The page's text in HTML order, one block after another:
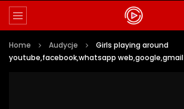
Home Audycje
Girls playing around
youtube,facebook,whatsapp web,google,gmail